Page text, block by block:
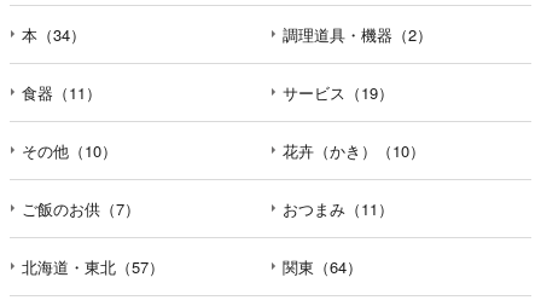
て、アクセスログ、Cookie（クッキー）等を用いて管理し
ています。これらには、お客様のお名前、ご住所、電話番
号、電子メールアドレスなど、お客様を特定する個人情報
は一切含まれておりません。
個人情報に関する問合わせ窓口
個人情報保護管理者：オペレーション部シニアマネージャ
ー
〒106-0044 東京都港区東麻布一丁目２７番１号 東麻布食
文化ビル４階
ＴＥＬ：050-5213-7688
本（34） 調理道具・機器（2）
食器（11） サービス（19）
その他（10） 花卉（かき）（10）
ご飯のお供（7） おつまみ（11）
北海道・東北（57） 関東（64）